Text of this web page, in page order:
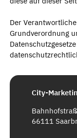
Der
Grundverordnung
City-
66111